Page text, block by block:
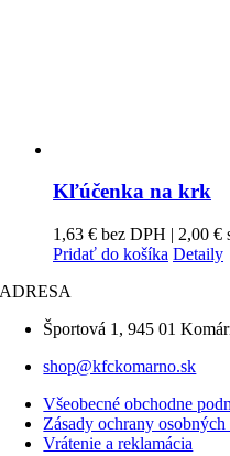
Kľúčenka na krk
1,63 € bez DPH | 2,00 €
Pridať do košíka Detaily
ADRESA
Športová 1, 945 01
shop@kfckomarno.sk
Všeobecné obchodne
Zásady ochrany
Vrátenie a reklamácia